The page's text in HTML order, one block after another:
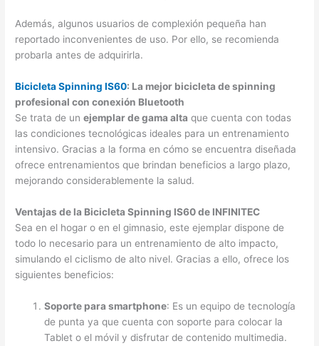
Además, algunos usuarios de complexión pequeña han
reportado inconvenientes de uso. Por ello, se recomienda
probarla antes de adquirirla.
Bicicleta Spinning IS60: La mejor bicicleta de spinning
profesional con conexión Bluetooth
Se trata de unejemplar de gama alta que cuenta con todas
las condiciones tecnológicas ideales para un entrenamiento
intensivo. Gracias a la forma en cómo se encuentra diseñada
ofrece entrenamientos que brindan beneficios a largo plazo,
mejorando considerablemente la salud.
Ventajas de la Bicicleta Spinning IS60 de INFINITEC
Sea en el hogar o en el gimnasio, este ejemplar dispone de
todo lo necesario para un entrenamiento de alto impacto,
simulando el ciclismo de alto nivel. Gracias a ello, ofrece los
siguientes beneficios:
Soporte para smartphone: Es un equipo de tecnología
de punta ya que cuenta con soporte para colocar la
Tablet o el móvil y disfrutar de contenido multimedia.